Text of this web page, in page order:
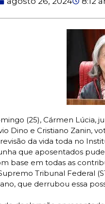
(25), Cármen Lúcia,
Dino e Cristiano Zanin,
da vida toda no
que aposentados
base em todas as
Tribunal Federal
que derrubou essa